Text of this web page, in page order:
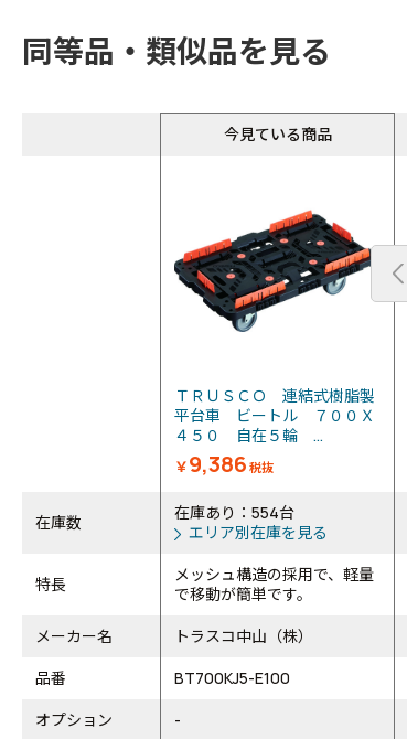
同等品・類似品を見る
今見ている商品
ＴＲＵＳＣＯ 連結式樹脂製
平台車 ビートル ７００Ｘ
４５０ 自在５輪 ...
￥9,386 税抜
在庫数
在庫あり：554台
エリア別在庫を見る
特長
メッシュ構造の採用で、軽量
で移動が簡単です。
メーカー名
トラスコ中山（株）
品番
BT700KJ5-E100
オプション
-